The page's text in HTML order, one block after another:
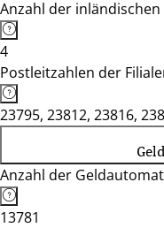
Anzahl der inländischen
4
Postleitzahlen der
23795, 23812, 23816,
Anzahl der
13781